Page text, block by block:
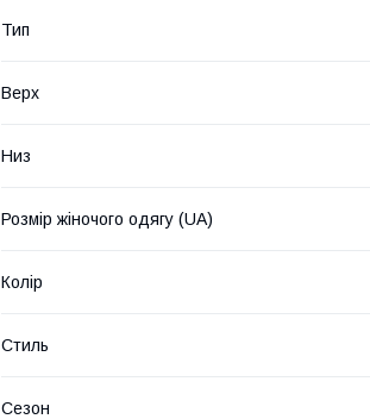
Тип
Верх
Низ
Розмір жіночого одягу (UA)
Колір
Стиль
Сезон